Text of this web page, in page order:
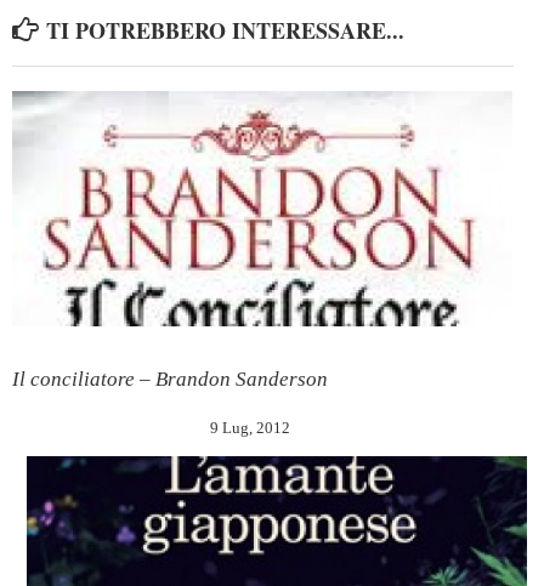
TI POTREBBERO INTERESSARE...
Il conciliatore – Brandon Sanderson
9 Lug, 2012